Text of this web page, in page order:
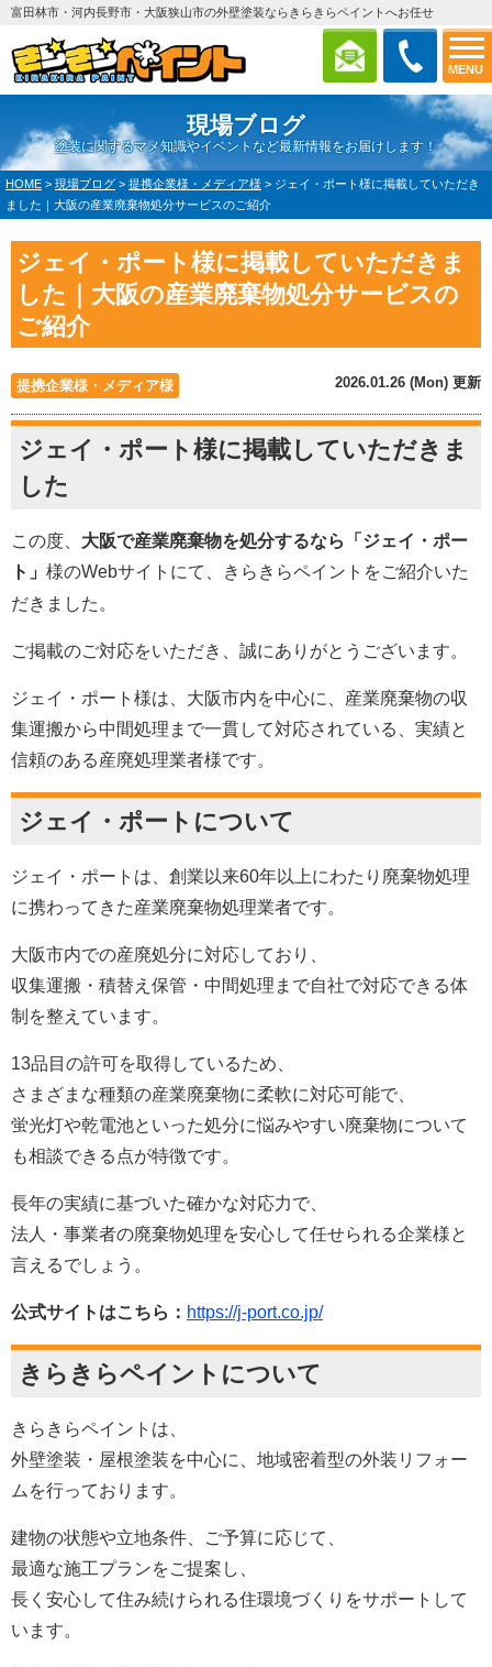
MENU
富田林市・河内長野市・大阪狭山市の外壁塗装ならきらきらペイントへお任せ
現場ブログ
塗装に関するマメ知識やイベントなど最新情報をお届けします！
HOME > 現場ブログ > 提携企業様・メディア様 > ジェイ・ポート様に掲載していただき
ました｜大阪の産業廃棄物処分サービスのご紹介
ジェイ・ポート様に掲載していただきま
した｜大阪の産業廃棄物処分サービスの
ご紹介
提携企業様・メディア様 2026.01.26 (Mon) 更新
ジェイ・ポート様に掲載していただきま
した
この度、 大阪で産業廃棄物を処分するなら「ジェイ・ポー
ト」 様のWebサイトにて、きらきらペイントをご紹介いた
だきました。
ご掲載のご対応をいただき、誠にありがとうございます。
ジェイ・ポート様は、大阪市内を中心に、産業廃棄物の収
集運搬から中間処理まで一貫して対応されている、実績と
信頼のある産廃処理業者様です。
ジェイ・ポートについて
ジェイ・ポート は、 創業以来60年以上にわたり廃棄物処理
に携わってきた産業廃棄物処理業者です。
大阪市内での産廃処分に対応しており、
収集運搬・積替え保管・中間処理まで自社で対応できる体
制を整えています。
13品目の許可を取得しているため、
さまざまな種類の産業廃棄物に柔軟に対応可能で、
蛍光灯や乾電池といった処分に悩みやすい廃棄物について
も相談できる点が特徴です。
長年の実績に基づいた確かな対応力で、
法人・事業者の廃棄物処理を安心して任せられる企業様と
言えるでしょう。
公式サイトはこちら： https://j-port.co.jp/
きらきらペイントについて
きらきらペイントは、
外壁塗装・屋根塗装を中心に、地域密着型の外装リフォー
ムを行っております。
建物の状態や立地条件、ご予算に応じて、
最適な施工プランをご提案し、
長く安心して住み続けられる住環境づくりをサポートして
います。